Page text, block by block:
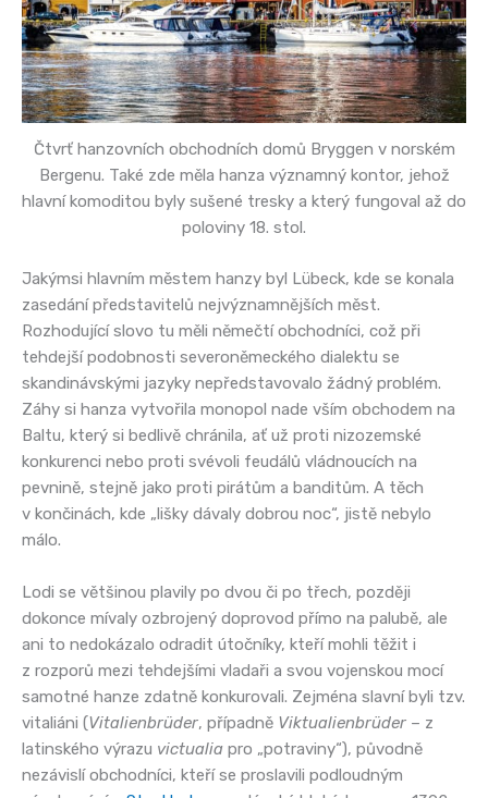
Čtvrť hanzovních obchodních domů Bryggen v norském
Bergenu. Také zde měla hanza významný kontor, jehož
hlavní komoditou byly sušené tresky a který fungoval až do
poloviny 18. stol.
Jakýmsi hlavním městem hanzy byl Lübeck, kde se konala
zasedání představitelů nejvýznamnějších měst.
Rozhodující slovo tu měli němečtí obchodníci, což při
tehdejší podobnosti severoněmeckého dialektu se
skandinávskými jazyky nepředstavovalo žádný problém.
Záhy si hanza vytvořila monopol nade vším obchodem na
Baltu, který si bedlivě chránila, ať už proti nizozemské
konkurenci nebo proti svévoli feudálů vládnoucích na
pevnině, stejně jako proti pirátům a banditům. A těch
v končinách, kde „lišky dávaly dobrou noc“, jistě nebylo
málo.
Lodi se většinou plavily po dvou či po třech, později
dokonce mívaly ozbrojený doprovod přímo na palubě, ale
ani to nedokázalo odradit útočníky, kteří mohli těžit i
z rozporů mezi tehdejšími vladaři a svou vojenskou mocí
samotné hanze zdatně konkurovali. Zejména slavní byli tzv.
vitaliáni (Vitalienbrüder, případně Viktualienbrüder – z
latinského výrazu victualia pro „potraviny“), původně
nezávislí obchodníci, kteří se proslavili podloudným